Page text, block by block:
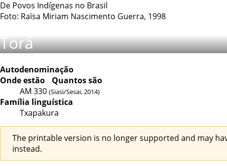
De Povos Indígenas no Brasil
Foto: Raïsa Miriam Nascimento Guerra, 1998
Torá
Autodenominação
Onde estão
Quantos são
AM 330 (Siasi/Sesai, 2014)
Família linguística
Txapakura
The printable version is no longer supported and may
instead.